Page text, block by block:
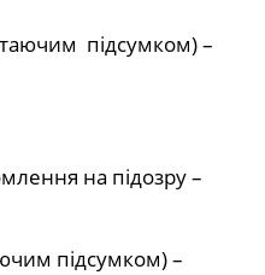
підсумком) –
на підозру –
підсумком) –